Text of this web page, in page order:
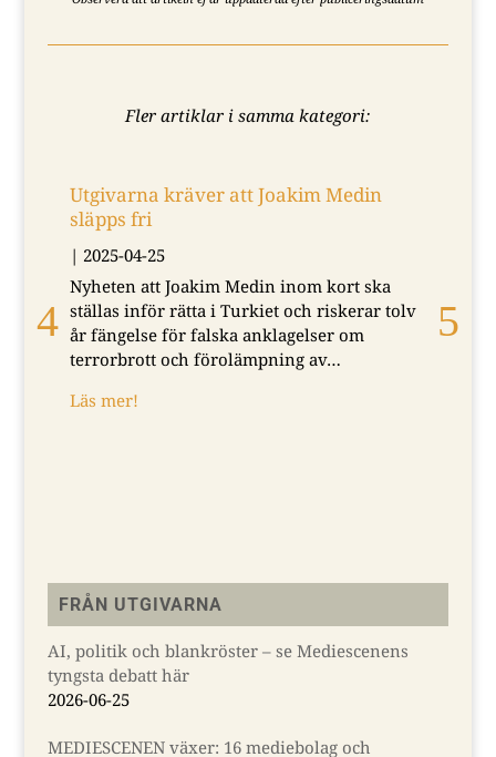
Fler artiklar i samma kategori:
Utgivarna kräver att Joakim Medin
släpps fri
| 2025-04-25
Nyheten att Joakim Medin inom kort ska
ställas inför rätta i Turkiet och riskerar tolv
år fängelse för falska anklagelser om
terrorbrott och förolämpning av…
Läs mer!
FRÅN UTGIVARNA
AI, politik och blankröster – se Mediescenens
tyngsta debatt här
2026-06-25
MEDIESCENEN växer: 16 mediebolag och